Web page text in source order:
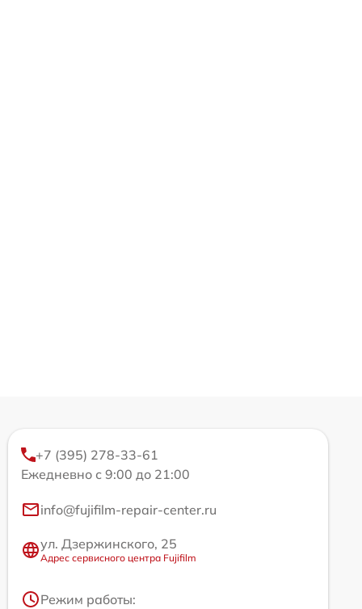
+7 (395) 278-33-61
Ежедневно с 9:00 до 21:00
info@fujifilm-repair-center.ru
ул. Дзержинского, 25
Адрес сервисного центра Fujifilm
Режим работы: